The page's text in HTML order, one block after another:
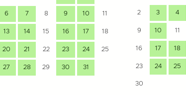
6 7 8 9 10 11
13 14 15 16 17 18
20 21 22 23 24 25
27 28 29 30 31
2 3 4
9 10 11
16 17 18
23 24 25
30